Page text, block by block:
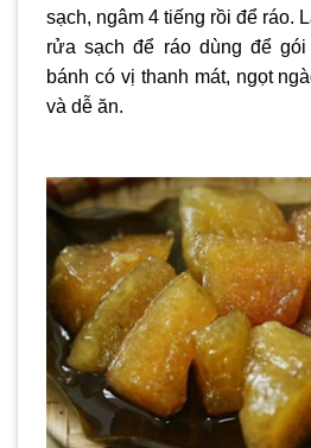
sạch, ngâm 4 tiếng rồi để ráo.
rửa sạch để ráo dùng để
bánh có vị thanh mát, ngọt
và dễ ăn.